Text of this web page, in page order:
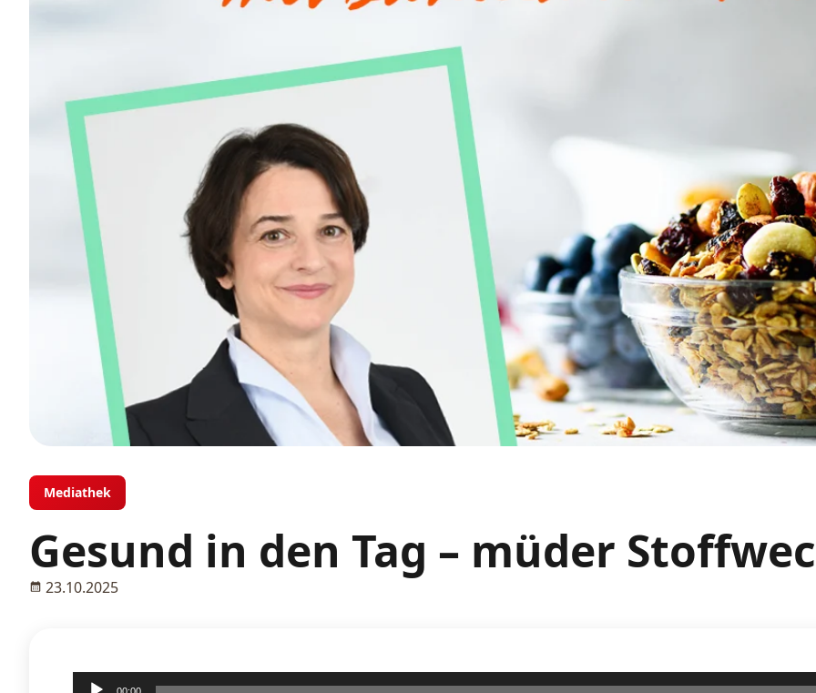
Mediathek
Gesund in den Tag – müder
23.10.2025
Audio-